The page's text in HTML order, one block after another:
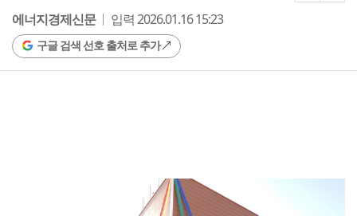
에너지경제신문
입력 2026.01.16 15:23
구글 검색 선호 출처로 추가